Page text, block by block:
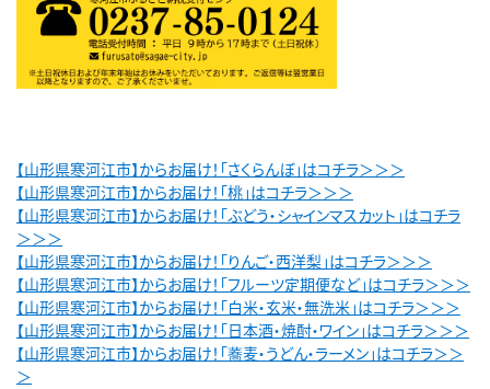
【山形県寒河江市】からお届け！「さくらんぼ」はコチラ＞＞＞
【山形県寒河江市】からお届け！「桃」はコチラ＞＞＞
【山形県寒河江市】からお届け！「ぶどう・シャインマスカット」はコチラ
＞＞＞
【山形県寒河江市】からお届け！「りんご・西洋梨」はコチラ＞＞＞
【山形県寒河江市】からお届け！「フルーツ定期便など」はコチラ＞＞＞
【山形県寒河江市】からお届け！「白米・玄米・無洗米」はコチラ＞＞＞
【山形県寒河江市】からお届け！「日本酒・焼酎・ワイン」はコチラ＞＞＞
【山形県寒河江市】からお届け！「蕎麦・うどん・ラーメン」はコチラ＞＞
＞